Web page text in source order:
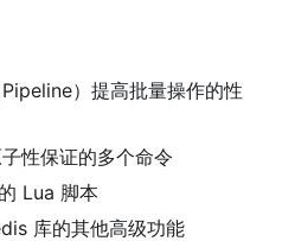
）提高批量操作的性
性保证的多个命令
Lua 脚本
库的其他高级功能